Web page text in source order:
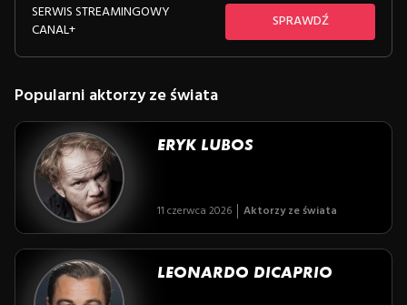
SERWIS STREAMINGOWY
CANAL+
SPRAWDŹ
Popularni aktorzy ze świata
ERYK LUBOS
11 czerwca 2026 Aktorzy ze świata
LEONARDO DICAPRIO